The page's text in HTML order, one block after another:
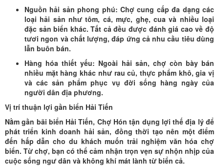
Nguồn hải sản phong phú: Chợ cung cấp đa dạng các
loại hải sản như tôm, cá, mực, ghẹ, cua và nhiều loại
đặc sản biển khác. Tất cả đều được đánh giá cao về độ
tươi ngon và chất lượng, đáp ứng cả nhu cầu tiêu dùng
lẫn buôn bán.
Hàng hóa thiết yếu: Ngoài hải sản, chợ còn bày bán
nhiều mặt hàng khác như rau củ, thực phẩm khô, gia vị
và các sản phẩm phục vụ đời sống hàng ngày của
người dân địa phương.
Vị trí thuận lợi gần biển Hải Tiến
Nằm gần bãi biển Hải Tiến, Chợ Hón tận dụng lợi thế địa lý để
phát triển kinh doanh hải sản, đồng thời tạo nên một điểm
đến hấp dẫn cho du khách muốn trải nghiệm văn hóa chợ
biển. Từ chợ, bạn có thể cảm nhận trọn vẹn sự nhộn nhịp của
cuộc sống ngư dân và không khí mát lành từ biển cả.